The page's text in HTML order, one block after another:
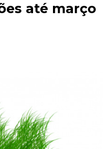
até março